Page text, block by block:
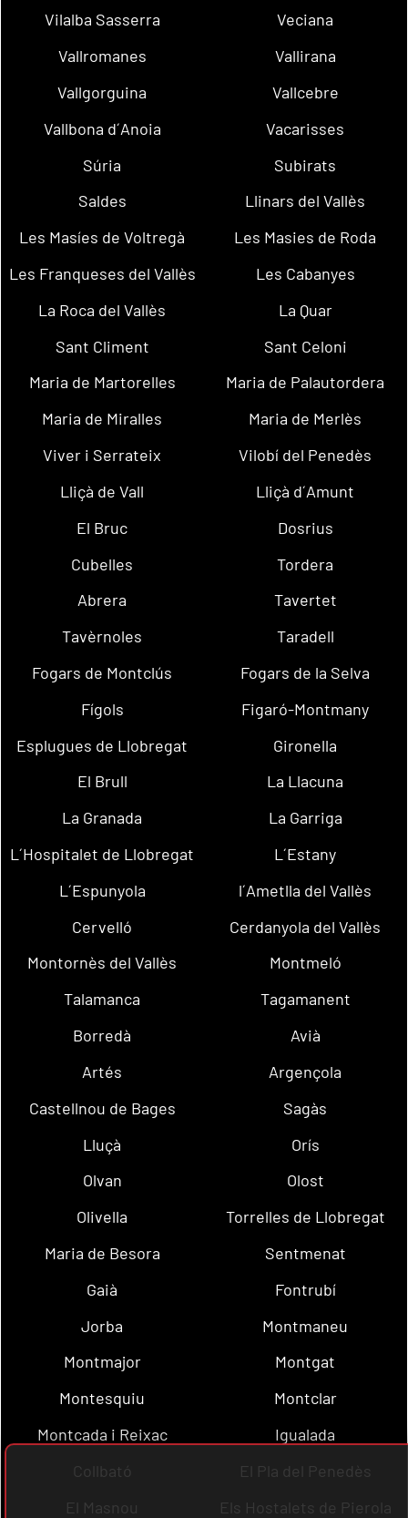
Vilalba Sasserra
Veciana
Vallromanes
Vallirana
Vallgorguina
Vallcebre
Vallbona d´Anoia
Vacarisses
Súria
Subirats
Saldes
Llinars del Vallès
Les Masíes de Voltregà
Les Masies de Roda
Les Franqueses del Vallès
Les Cabanyes
La Roca del Vallès
La Quar
Sant Climent
Sant Celoni
Maria de Martorelles
Maria de Palautordera
Maria de Miralles
Maria de Merlès
Viver i Serrateix
Vilobí del Penedès
Lliçà de Vall
Lliçà d´Amunt
El Bruc
Dosrius
Cubelles
Tordera
Abrera
Tavertet
Tavèrnoles
Taradell
Fogars de Montclús
Fogars de la Selva
Fígols
Figaró-Montmany
Esplugues de Llobregat
Gironella
El Brull
La Llacuna
La Granada
La Garriga
L´Hospitalet de Llobregat
L´Estany
L´Espunyola
l´Ametlla del Vallès
Cervelló
Cerdanyola del Vallès
Montornès del Vallès
Montmeló
Talamanca
Tagamanent
Borredà
Avià
Artés
Argençola
Castellnou de Bages
Sagàs
Lluçà
Orís
Olvan
Olost
Olivella
Torrelles de Llobregat
Maria de Besora
Sentmenat
Gaià
Fontrubí
Jorba
Montmaneu
Montmajor
Montgat
Montesquiu
Montclar
Montcada i Reixac
Igualada
Collbató
El Pla del Penedès
El Masnou
Els Hostalets de Pierola